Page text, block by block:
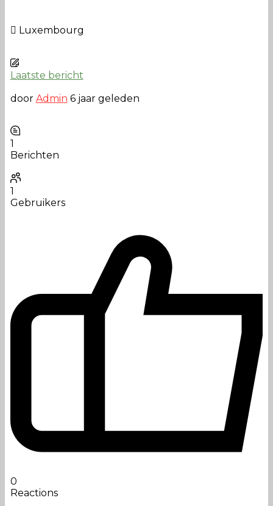
Luxembourg
Laatste bericht
door Admin 6 jaar geleden
1
Berichten
1
Gebruikers
0
Reactions